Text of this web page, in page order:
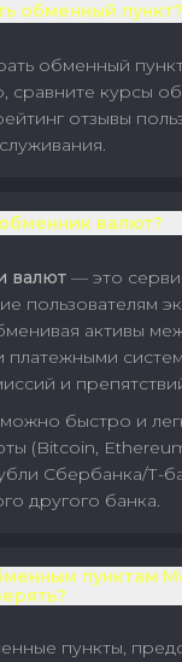
обменный пункт?
обменный
сравните курсы
отзывы
валют?
валют — это
пользователям
активы
платежными
и
быстро и
(Bitcoin,
Сбербанка/Т-
другого банка.
пунктам
пункты,